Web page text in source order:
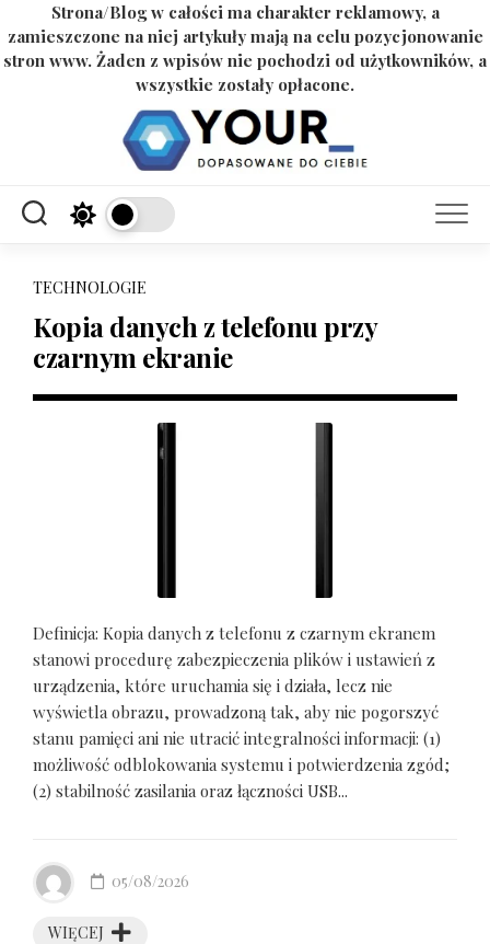
Strona/Blog w całości ma charakter reklamowy, a
zamieszczone na niej artykuły mają na celu pozycjonowanie
stron www. Żaden z wpisów nie pochodzi od użytkowników, a
wszystkie zostały opłacone.
TECHNOLOGIE
Kopia danych z telefonu przy
czarnym ekranie
Definicja: Kopia danych z telefonu z czarnym ekranem
stanowi procedurę zabezpieczenia plików i ustawień z
urządzenia, które uruchamia się i działa, lecz nie
wyświetla obrazu, prowadzoną tak, aby nie pogorszyć
stanu pamięci ani nie utracić integralności informacji: (1)
możliwość odblokowania systemu i potwierdzenia zgód;
(2) stabilność zasilania oraz łączności USB...
WIĘCEJ
05/08/2026